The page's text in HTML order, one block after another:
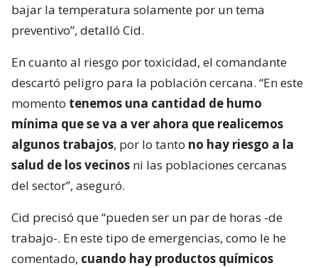
bajar la temperatura solamente por un tema
preventivo”, detalló Cid.
En cuanto al riesgo por toxicidad, el comandante
descartó peligro para la población cercana. “En este
momento tenemos una cantidad de humo
mínima que se va a ver ahora que realicemos
algunos trabajos, por lo tanto no hay riesgo a la
salud de los vecinos ni las poblaciones cercanas
del sector”, aseguró.
Cid precisó que “pueden ser un par de horas -de
trabajo-. En este tipo de emergencias, como le he
comentado, cuando hay productos químicos